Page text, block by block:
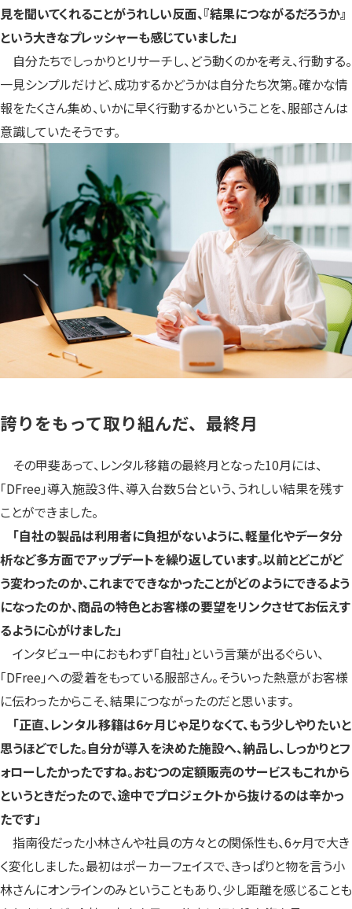
見を聞いてくれることがうれしい反面、『結果につながるだろうか』
という大きなプレッシャーも感じていました」
自分たちでしっかりとリサーチし、どう動くのかを考え、行動する。
一見シンプルだけど、成功するかどうかは自分たち次第。確かな情
報をたくさん集め、いかに早く行動するかということを、服部さんは
意識していたそうです。
誇りをもって取り組んだ、最終月
その甲斐あって、レンタル移籍の最終月となった10月には、
「DFree」導入施設３件、導入台数５台という、うれしい結果を残す
ことができました。
「自社の製品は利用者に負担がないように、軽量化やデータ分
析など多方面でアップデートを繰り返しています。以前とどこがど
う変わったのか、これまでできなかったことがどのようにできるよう
になったのか、商品の特色とお客様の要望をリンクさせてお伝えす
るように心がけました」
インタビュー中におもわず「自社」という言葉が出るぐらい、
「DFree」への愛着をもっている服部さん。そういった熱意がお客様
に伝わったからこそ、結果につながったのだと思います。
「正直、レンタル移籍は6ヶ月じゃ足りなくて、もう少しやりたいと
思うほどでした。自分が導入を決めた施設へ、納品し、しっかりとフ
ォローしたかったですね。おむつの定額販売のサービスもこれから
というときだったので、途中でプロジェクトから抜けるのは辛かっ
たです」
指南役だった小林さんや社員の方々との関係性も、6ヶ月で大き
く変化しました。最初はポーカーフェイスで、きっぱりと物を言う小
林さんにオンラインのみということもあり、少し距離を感じることも